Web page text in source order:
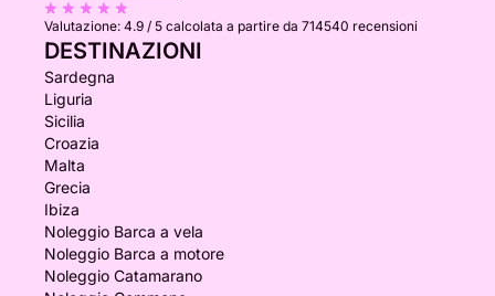
Valutazione: 4.9 / 5 calcolata a partire da 714540 recensioni
DESTINAZIONI
Sardegna
Liguria
Sicilia
Croazia
Malta
Grecia
Ibiza
Noleggio Barca a vela
Noleggio Barca a motore
Noleggio Catamarano